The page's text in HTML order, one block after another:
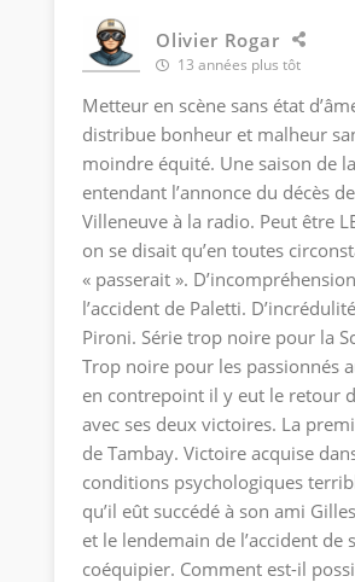
Olivier Rogar
13 années plus tôt
Metteur en scène sans état
distribue bonheur et malheur
moindre équité. Une saison de
entendant l’annonce du décès
Villeneuve à la radio. Peut être
on se disait qu’en toutes
« passerait ».
l’accident de Paletti.
Pironi. Série trop noire pour la
Trop noire pour les passionnés
en contrepoint il y eut le retour
avec ses deux victoires. La
de Tambay. Victoire acquise
conditions psychologiques
qu’il eût succédé à son ami
et le lendemain de l’accident de
coéquipier. Comment est-il